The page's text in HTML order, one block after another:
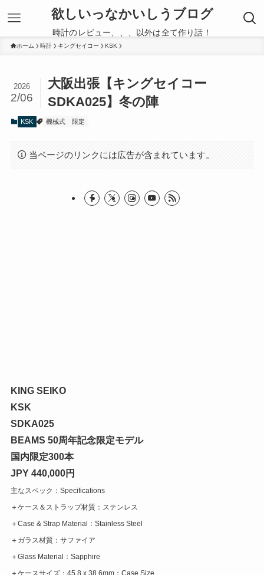
欲しいっなかいしうブログ
時計のレビュー、、、以外は全て作り話！
ホーム 時計 キングセイコー KSK
大阪出張【キングセイコー
SDKA025】冬の陣
2026
2/06
KSK 機械式 限定
当ページのリンクには広告が含まれています。
KING SEIKO
KSK
SDKA025
BEAMS 50周年記念限定モデル
国内限定300本
JPY 440,000円
主なスペック：Specifications
＋ケース＆ストラップ材質：ステンレス
＋Case & Strap Material：Stainless Steel
＋ガラス材質：サファイア
＋Glass Material：Sapphire